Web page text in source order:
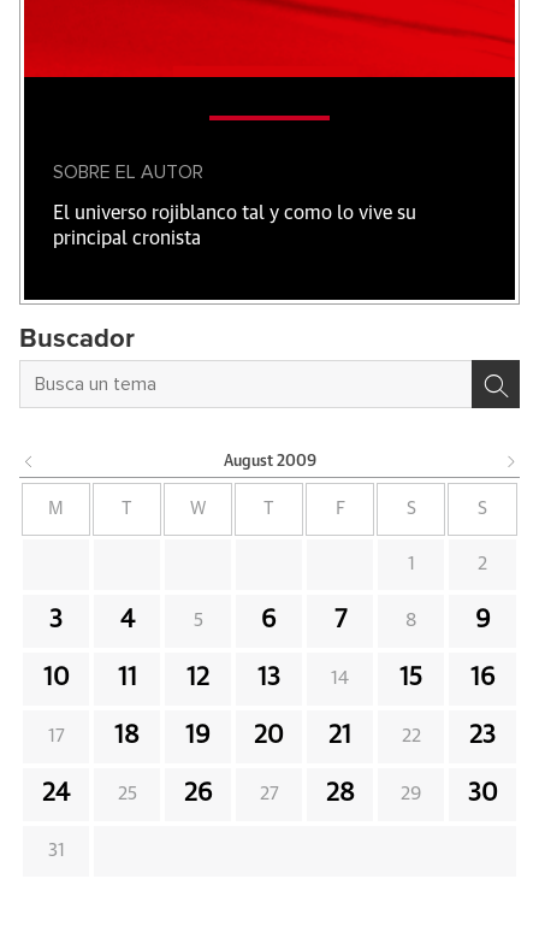
SOBRE EL AUTOR
El universo rojiblanco tal y como lo vive su
principal cronista
Buscador
August 2009
M W F S S
1 2
3 4 5 6 7 8 9
10 11 12 13 14 15 16
17 18 19 20 21 22 23
24 25 26 27 28 29 30
31